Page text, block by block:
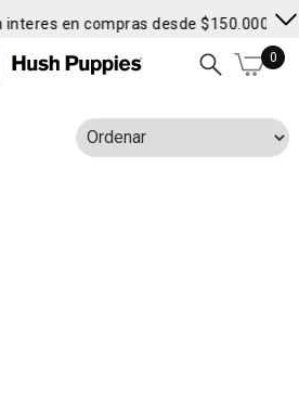
interes en compras desde $150.000 •
0